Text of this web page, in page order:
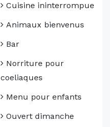
Cuisine ininterrompue
Animaux bienvenus
Bar
Norriture pour
coeliaques
Menu pour enfants
Ouvert dimanche